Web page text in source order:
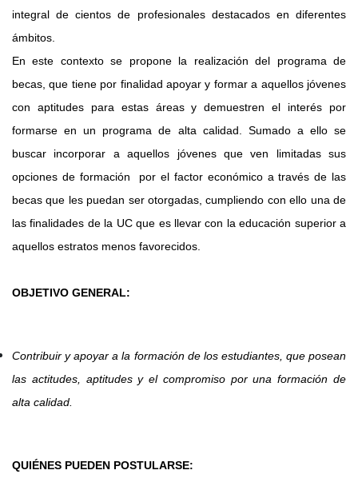
integral de cientos de profesionales destacados en diferentes
ámbitos.
En este contexto se propone la realizacióndel programa de
becas, que tiene por finalidad apoyar y formar a aquellos jóvenes
con aptitudes para estas áreas y demuestren el interés por
formarse en un programa de alta calidad. Sumado a ello se
buscar incorporar a aquellos jóvenes que ven limitadas sus
opciones de formación por el factor económico a través de las
becas que les puedan ser otorgadas, cumpliendo con ello una de
las finalidades de la UC que es llevar con la educación superior a
aquellos estratos menos favorecidos.
OBJETIVO GENERAL:
Contribuir y apoyar a la formación de los estudiantes, que posean
las actitudes, aptitudes y el compromiso por una formación de
alta calidad.
QUIÉNES PUEDEN POSTULARSE: